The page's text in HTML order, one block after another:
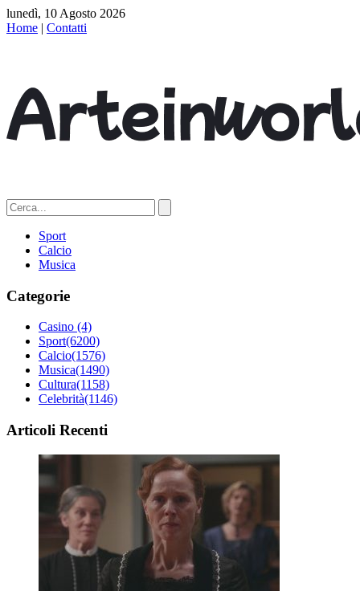
lunedì, 10 Agosto 2026
Home | Contatti
Sport
Calcio
Musica
Categorie
Casino (4)
Sport(6200)
Calcio(1576)
Musica(1490)
Cultura(1158)
Celebrità(1146)
Articoli Recenti